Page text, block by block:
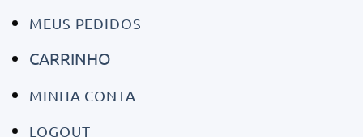
MEUS PEDIDOS
CARRINHO
MINHA CONTA
LOGOUT